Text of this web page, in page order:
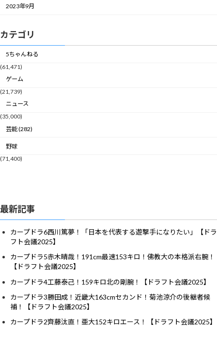
2023年9月
カテゴリ
5ちゃんねる
(61,471)
ゲーム
(21,739)
ニュース
(35,000)
芸能 (282)
野球
(71,400)
最新記事
カープドラ6西川篤夢！「日本を代表する遊撃手になりたい」【ドラ
フト会議2025】
カープドラ5赤木晴哉！191cm最速153キロ！佛教大の本格派右腕！
【ドラフト会議2025】
カープドラ4工藤泰己！159キロ北の剛腕！【ドラフト会議2025】
カープドラ3勝田成！近畿大163cmセカンド！菊池涼介の後継者候
補！【ドラフト会議2025】
カープドラ2齊藤汰直！亜大152キロエース！【ドラフト会議2025】